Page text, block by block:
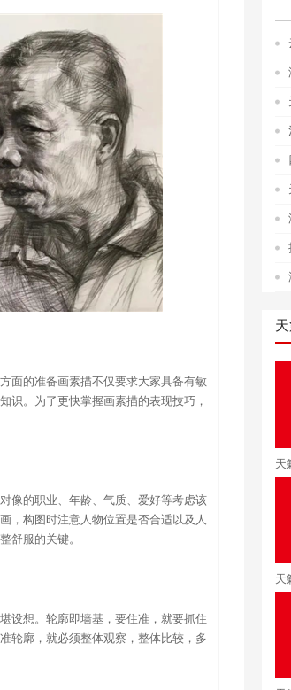
面的准备画素描不仅要求大家具备有敏
识。为了更快掌握画素描的表现技巧，
像的职业、年龄、气质、爱好等考虑该
，构图时注意人物位置是否合适以及人
舒服的关键。
设想。轮廓即墙基，要住准，就要抓住
轮廓，就必须整体观察，整体比较，多
天
天